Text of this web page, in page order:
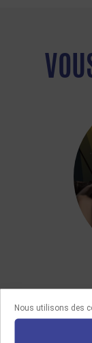
Nous utilisons des
Le 18